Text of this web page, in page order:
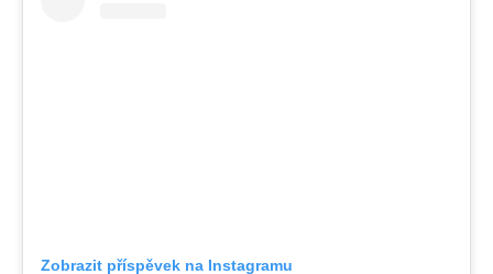
Zobrazit příspěvek na Instagramu